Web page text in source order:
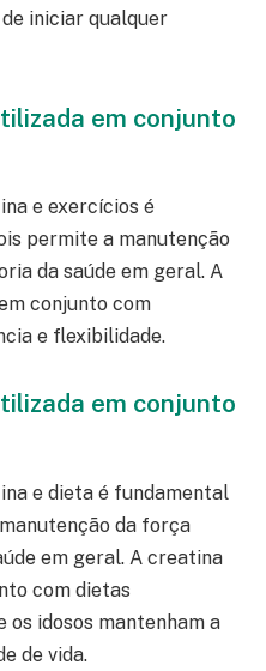
iniciar qualquer
em conjunto
e exercícios é
permite a manutenção
da saúde em geral. A
conjunto com
e flexibilidade.
em conjunto
e dieta é fundamental
da força
em geral. A creatina
com dietas
os idosos mantenham a
de vida.